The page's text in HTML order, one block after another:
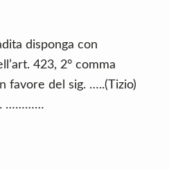
disponga con
423, 2° comma
favore del sig. …..(Tizio)
…………